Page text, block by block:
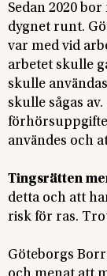
Sedan 2020
dygnet runt.
var med vid
arbetet skulle
skulle
skulle sågas
användes och
Tingsrätten
detta och att
risk för ras.
Göteborgs